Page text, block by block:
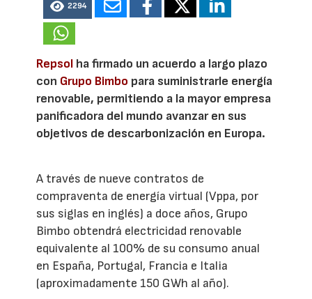
2294
Repsol ha firmado un acuerdo a largo plazo
con Grupo Bimbo para suministrarle energía
renovable, permitiendo a la mayor empresa
panificadora del mundo avanzar en sus
objetivos de descarbonización en Europa.
A través de nueve contratos de
compraventa de energía virtual (Vppa, por
sus siglas en inglés) a doce años, Grupo
Bimbo obtendrá electricidad renovable
equivalente al 100% de su consumo anual
en España, Portugal, Francia e Italia
(aproximadamente 150 GWh al año).